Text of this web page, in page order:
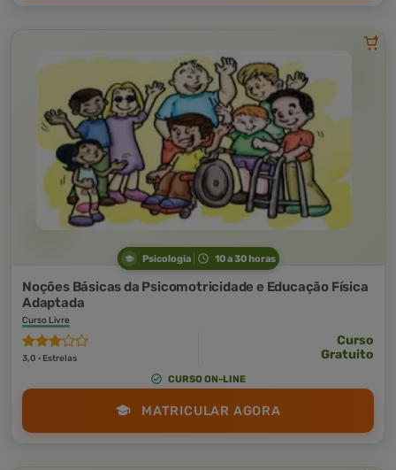
Psicologia 10 a 30 horas
Noções Básicas da Psicomotricidade e Educação Física
Adaptada
Curso Livre
3,0 · Estrelas
Curso
Gratuito
CURSO ON-LINE
MATRICULAR AGORA